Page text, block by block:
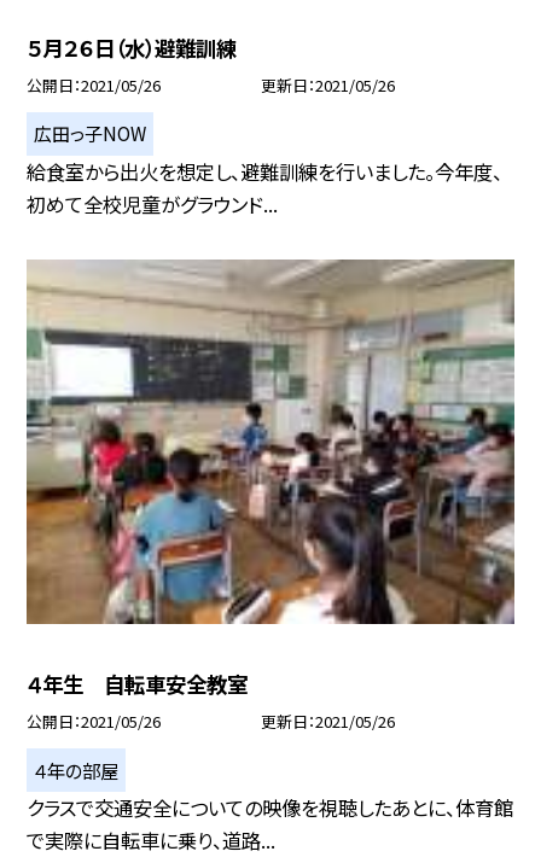
５月２６日（水）避難訓練
公開日 2021/05/26 更新日 2021/05/26
広田っ子NOW
給食室から出火を想定し、避難訓練を行いました。今年度、
初めて全校児童がグラウンド...
４年生 自転車安全教室
公開日 2021/05/26 更新日 2021/05/26
４年の部屋
クラスで交通安全についての映像を視聴したあとに、体育館
で実際に自転車に乗り、道路...